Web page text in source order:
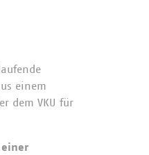
einem
dem VKU für
einer